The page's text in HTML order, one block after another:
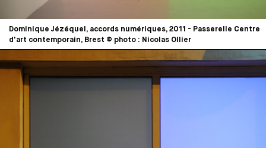
Dominique Jézéquel, accords numériques, 2011 - Passerelle Centre
d'art contemporain, Brest © photo : Nicolas Ollier